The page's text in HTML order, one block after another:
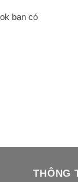
bạn có
THÔNG